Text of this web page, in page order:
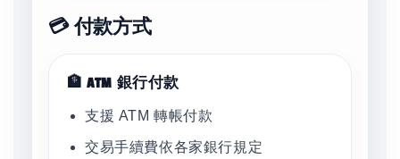
💳 付款方式
🏦 ATM 銀行付款
支援 ATM 轉帳付款
交易手續費依各家銀行規定